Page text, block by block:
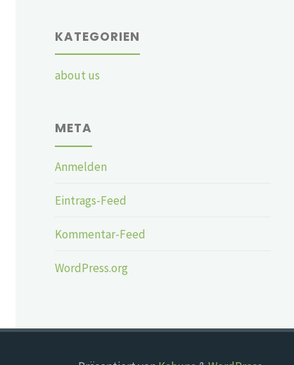
KATEGORIEN
about us
META
Anmelden
Eintrags-Feed
Kommentar-Feed
WordPress.org